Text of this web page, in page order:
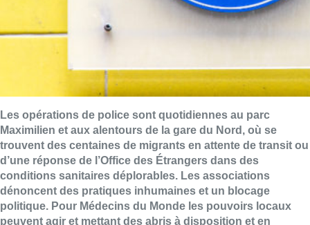
Les opérations de police sont quotidiennes au parc
Maximilien et aux alentours de la gare du Nord, où se
trouvent des centaines de migrants en attente de transit ou
d’une réponse de l’Office des Étrangers dans des
conditions sanitaires déplorables. Les associations
dénoncent des pratiques inhumaines et un blocage
politique. Pour Médecins du Monde les pouvoirs locaux
peuvent agir et mettant des abris à disposition et en